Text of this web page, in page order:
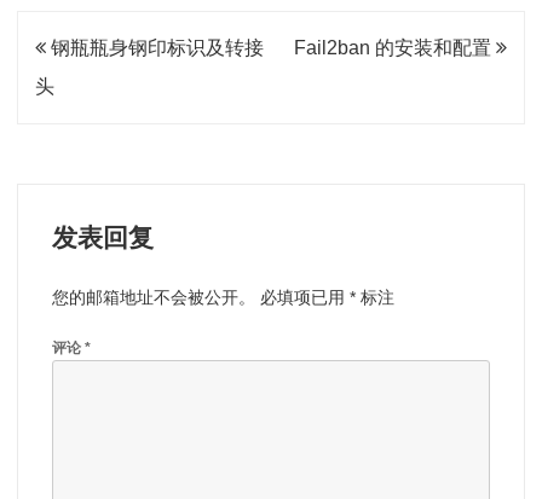
文
章
钢瓶瓶身钢印标识及转接
头
Fail2ban 的安装和配置
发表回复
您的邮箱地址不会被公开。 必填项已用 * 标注
评论 *